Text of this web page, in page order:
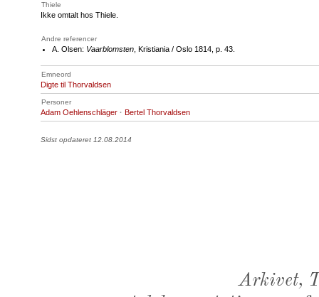
Thiele
Ikke omtalt hos Thiele.
Andre referencer
A. Olsen: Vaarblomsten , Kristiania / Oslo 1814, p. 43.
Emneord
Digte til Thorvaldsen
Personer
Adam Oehlenschläger · Bertel Thorvaldsen
Sidst opdateret 12.08.2014
Arkivet,